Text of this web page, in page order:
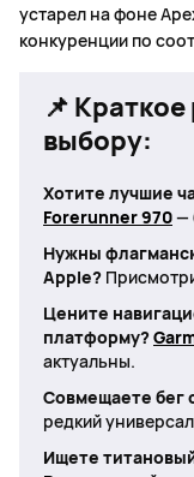
устарел на фоне
конкуренции по
📌
выбору:
Хотите лучшие
Forerunner 970—
Нужны
Apple?
Цените
платформу?
актуальны.
Совмещаете бег
редкий
Ищете